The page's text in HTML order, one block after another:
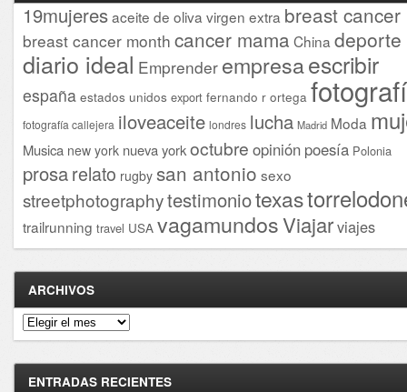
19mujeresaceite de oliva virgen extra breast cancer
breast cancer month cancer mama China deporte
diario ideal Emprender empresaescribir
españa estados unidos export fernando r ortega
fotografía callejera iloveaceite londres lucha Madrid Moda
Musica new york nueva yorkoctubre opinión poesía Polonia
prosarelato rugby san antonio sexo
streetphotographytestimoniotexas
trailrunning travel USA vagamundosViajarviajes
ARCHIVOS
Archivos
ENTRADAS RECIENTES